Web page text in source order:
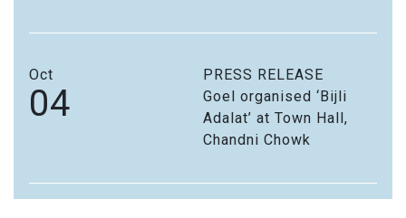
Oct
04
PRESS RELEASE
Goel organised ‘Bijli
Adalat’ at Town Hall,
Chandni Chowk